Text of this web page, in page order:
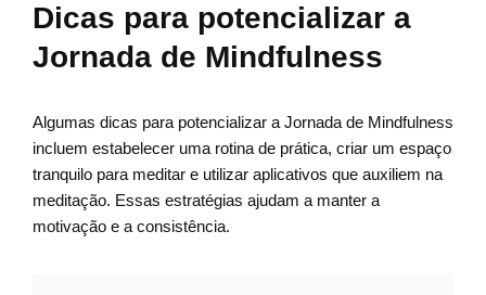
Dicas para potencializar a
Jornada de Mindfulness
Algumas dicas para potencializar a Jornada de Mindfulness
incluem estabelecer uma rotina de prática, criar um espaço
tranquilo para meditar e utilizar aplicativos que auxiliem na
meditação. Essas estratégias ajudam a manter a
motivação e a consistência.